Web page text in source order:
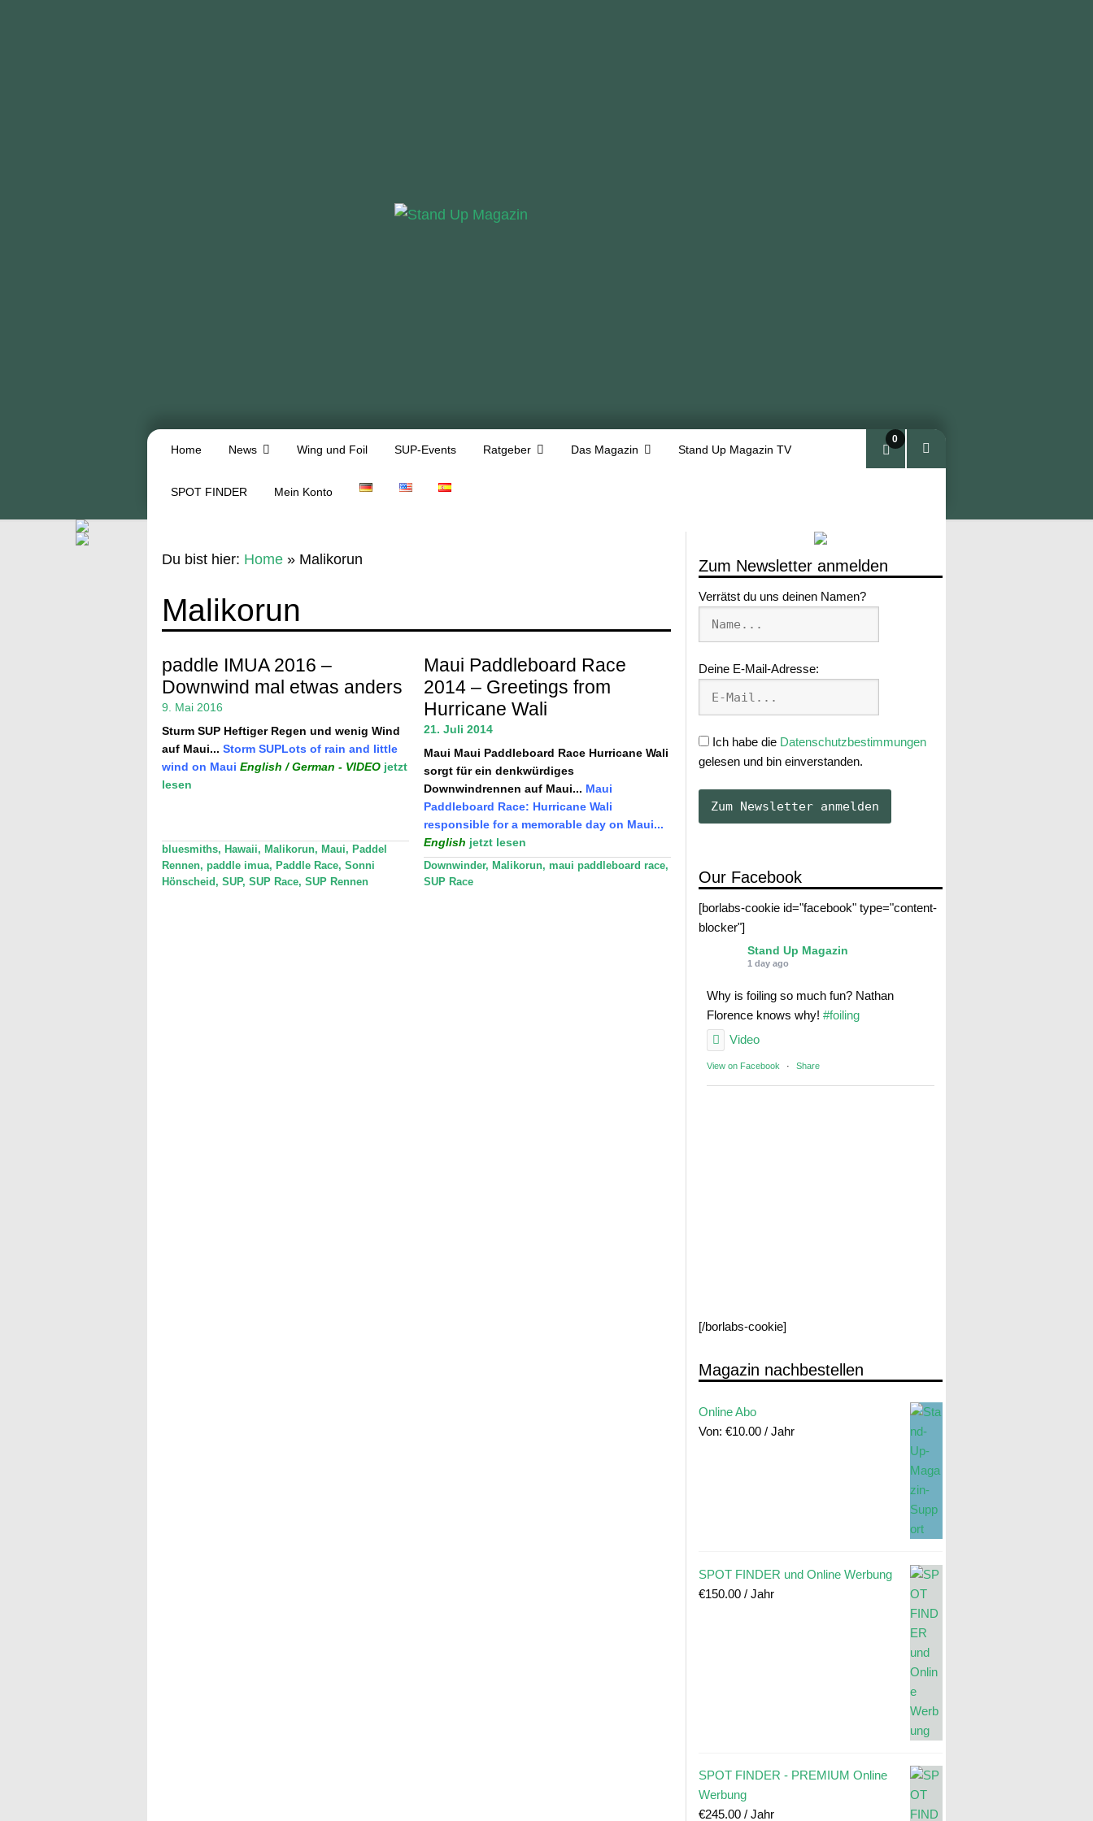
Home News Wing und Foil SUP-Events Ratgeber Das Magazin Stand Up Magazin TV
SPOT FINDER Mein Konto
0
Zum Newsletter anmelden
Verrätst du uns deinen Namen?
Deine E-Mail-Adresse:
Ich habe die Datenschutzbestimmungen
gelesen und bin einverstanden.
Our Facebook
[borlabs-cookie id="facebook" type="content-
blocker"]
Stand Up Magazin
1 day ago
Why is foiling so much fun? Nathan
Florence knows why! #foiling
Video
View on Facebook · Share
[/borlabs-cookie]
Magazin nachbestellen
Online Abo
Von: €10.00 / Jahr
SPOT FINDER und Online Werbung
€150.00 / Jahr
SPOT FINDER - PREMIUM Online
Werbung
€245.00 / Jahr
Du bist hier: Home» Malikorun
Malikorun
paddle IMUA 2016 –
Downwind mal etwas anders
9. Mai 2016
Sturm SUP Heftiger Regen und wenig Wind
auf Maui... Storm SUPLots of rain and little
wind on Maui English / German - VIDEO jetzt
lesen
bluesmiths, Hawaii, Malikorun, Maui, Paddel
Rennen, paddle imua, Paddle Race, Sonni
Hönscheid , SUP, SUP Race, SUP Rennen
Maui Paddleboard Race
2014 – Greetings from
Hurricane Wali
21. Juli 2014
Maui Maui Paddleboard RaceHurricane Wali
sorgt für ein denkwürdiges
Downwindrennen auf Maui... Maui
Paddleboard Race: Hurricane Wali
responsible for a memorable day on Maui...
English jetzt lesen
Downwinder, Malikorun, maui paddleboard race,
SUP Race